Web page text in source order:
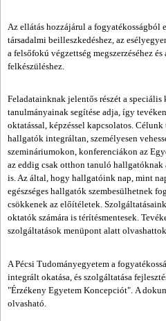
Az ellátás hozzájárul a fogyatékosságból
társadalmi beilleszkedéshez, az
a felsőfokú végzettség megszerzéséhez
felkészüléshez.
Feladatainknak jelentős részét a
tanulmányainak segítése adja, így
oktatással, képzéssel kapcsolatos.
hallgatók integráltan, személyesen
szemináriumokon, konferenciákon az
az eddig csak otthon tanuló
is. Az által, hogy hallgatóink nap, mint
egészséges hallgatók szembesülhetnek
csökkenek az előítéletek.
oktatók számára is térítésmentesek.
szolgáltatások menüpont alatt olvashattok.
A Pécsi Tudományegyetem a
integrált okatása, és szolgáltatása
"Érzékeny Egyetem Koncepciót". A
olvasható.